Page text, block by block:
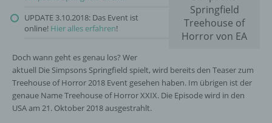
Springfield
Treehouse of
Horror von EA
UPDATE 3.10.2018: Das Event ist
online! Hier alles erfahren!
Doch wann geht es genau los? Wer
aktuell Die Simpsons Springfield spielt, wird bereits den Teaser zum
Treehouse of Horror 2018 Event gesehen haben. Im übrigen ist der
genaue Name Treehouse of Horror XXIX. Die Episode wird in den
USA am 21. Oktober 2018 ausgestrahlt.